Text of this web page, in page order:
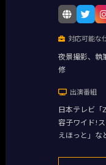
対応可能な
夜景撮影、執
修
出演番組
日本テレビ「
容子ワイド!
えほっと」な